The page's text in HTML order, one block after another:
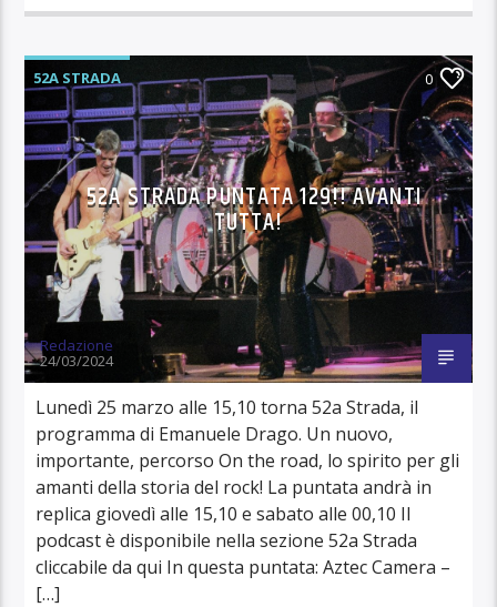
52A STRADA 0
52A STRADA PUNTATA 129!! AVANTI
TUTTA!
Redazione
24/03/2024
Lunedì 25 marzo alle 15,10 torna 52a Strada, il
programma di Emanuele Drago. Un nuovo,
importante, percorso On the road, lo spirito per gli
amanti della storia del rock! La puntata andrà in
replica giovedì alle 15,10 e sabato alle 00,10 Il
podcast è disponibile nella sezione 52a Strada
cliccabile da qui In questa puntata: Aztec Camera –
[…]